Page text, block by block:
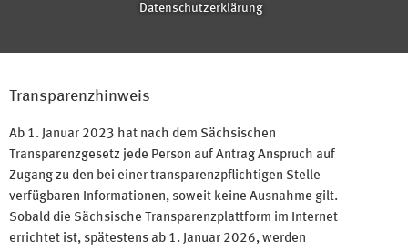
Datenschutzerklärung
Transparenzhinweis
Ab 1. Januar 2023 hat nach dem Sächsischen
Transparenzgesetz jede Person auf Antrag Anspruch auf
Zugang zu den bei einer transparenzpflichtigen Stelle
verfügbaren Informationen, soweit keine Ausnahme gilt.
Sobald die Sächsische Transparenzplattform im Internet
errichtet ist, spätestens ab 1. Januar 2026, werden